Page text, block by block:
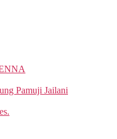
Pamuji Jailani